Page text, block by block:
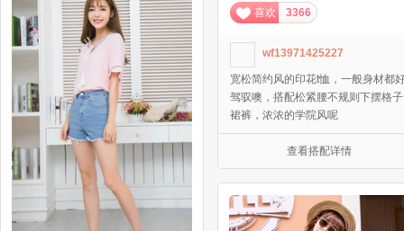
喜欢 3366
wf13971425227
宽松简约风的印花t恤，一般身材都
驾驭噢，搭配松紧腰不规则下摆格子
裙裤，浓浓的学院风呢
查看搭配详情